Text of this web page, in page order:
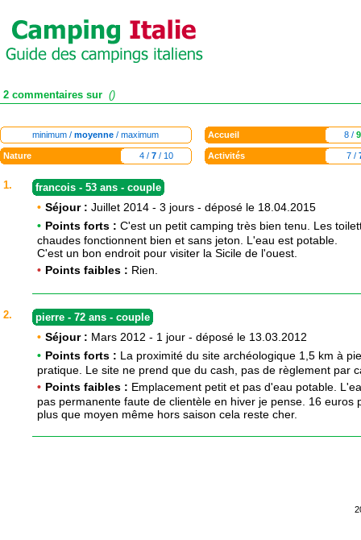
2 commentaires sur ()
minimum /moyenne / maximum Accueil 8 / 9
Nature 4 / 7 / 10 Activités 7 /
1. francois - 53 ans - couple
• Séjour : Juillet 2014 - 3 jours - déposé le 18.04.2015
• Points forts : C'est un petit camping très bien tenu. Les
chaudes fonctionnent bien et sans jeton. L'eau est potable.
C'est un bon endroit pour visiter la Sicile de l'ouest.
• Points faibles : Rien.
2. pierre - 72 ans - couple
• Séjour : Mars 2012 - 1 jour - déposé le 13.03.2012
• Points forts : La proximité du site archéologique 1,5 km à
pratique. Le site ne prend que du cash, pas de règlement par
• Points faibles : Emplacement petit et pas d'eau potable.
pas permanente faute de clientèle en hiver je pense. 16 euros
plus que moyen même hors saison cela reste cher.